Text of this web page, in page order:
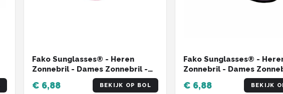
Fako Sunglasses® - Heren
Zonnebril - Dames Zonnebril -
Classic - UV400 - Roze
€ 6,88 BEKIJK OP BOL
Fako Sunglasses® -
Zonnebril - Dames
UV400 - Zwart - Spiegel
€ 6,88 BEKIJK